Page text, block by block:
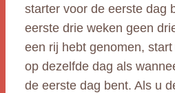
starter voor de eerste dag
eerste drie weken geen
een rij hebt genomen,
op dezelfde dag als
de eerste dag bent. Als u